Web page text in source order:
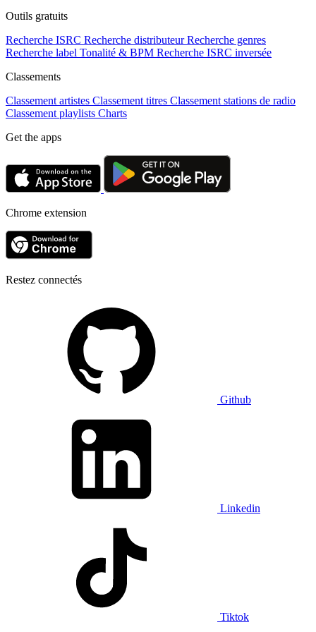
Outils gratuits
Recherche ISRC Recherche distributeur Recherche genres
Recherche label Tonalité & BPM Recherche ISRC inversée
Classements
Classement artistes Classement titres Classement stations de radio
Classement playlists Charts
Get the apps
Chrome extension
Restez connectés
Github
Linkedin
Tiktok